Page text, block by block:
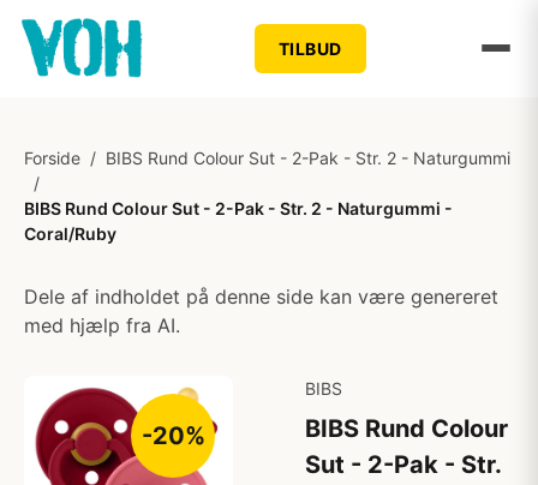
TILBUD
Forside / BIBS Rund Colour Sut - 2-Pak - Str. 2 - Naturgummi
/
BIBS Rund Colour Sut - 2-Pak - Str. 2 - Naturgummi -
Coral/Ruby
Dele af indholdet på denne side kan være genereret
med hjælp fra AI.
-20%
BIBS
BIBS Rund Colour
Sut - 2-Pak - Str.